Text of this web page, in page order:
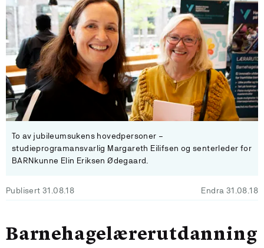
To av jubileumsukens hovedpersoner –
studieprogramansvarlig Margareth Eilifsen og senterleder for
BARNkunne Elin Eriksen Ødegaard.
Publisert 31.08.18 Endra 31.08.18
Barnehagelærerutdanning